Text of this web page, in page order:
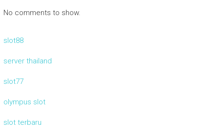
No comments to show.
slot88
server thailand
slot77
olympus slot
slot terbaru